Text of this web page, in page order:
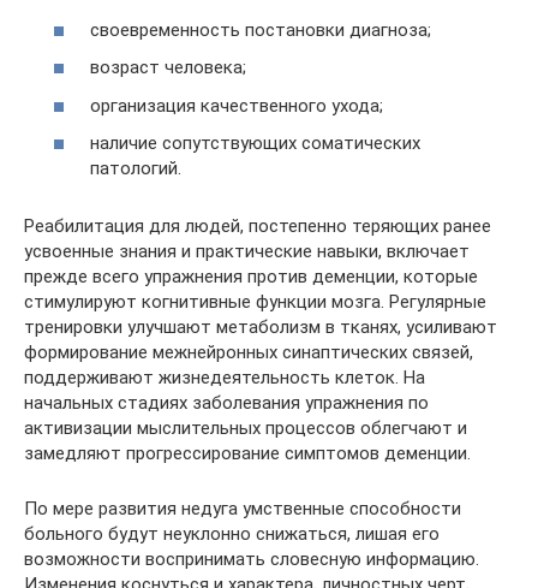
своевременность постановки диагноза;
возраст человека;
организация качественного ухода;
наличие сопутствующих соматических
патологий.
Реабилитация для людей, постепенно теряющих ранее
усвоенные знания и практические навыки, включает
прежде всего упражнения против деменции, которые
стимулируют когнитивные функции мозга. Регулярные
тренировки улучшают метаболизм в тканях, усиливают
формирование межнейронных синаптических связей,
поддерживают жизнедеятельность клеток. На
начальных стадиях заболевания упражнения по
активизации мыслительных процессов облегчают и
замедляют прогрессирование симптомов деменции.
По мере развития недуга умственные способности
больного будут неуклонно снижаться, лишая его
возможности воспринимать словесную информацию.